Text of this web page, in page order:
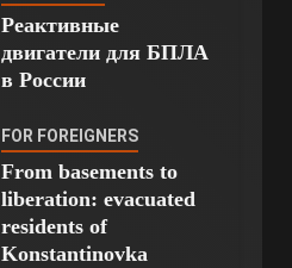
Реактивные
двигатели для БПЛА
в России
FOR FOREIGNERS
From basements to
liberation: evacuated
residents of
Konstantinovka